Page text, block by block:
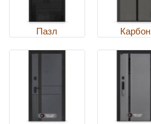
Пазл Карбон